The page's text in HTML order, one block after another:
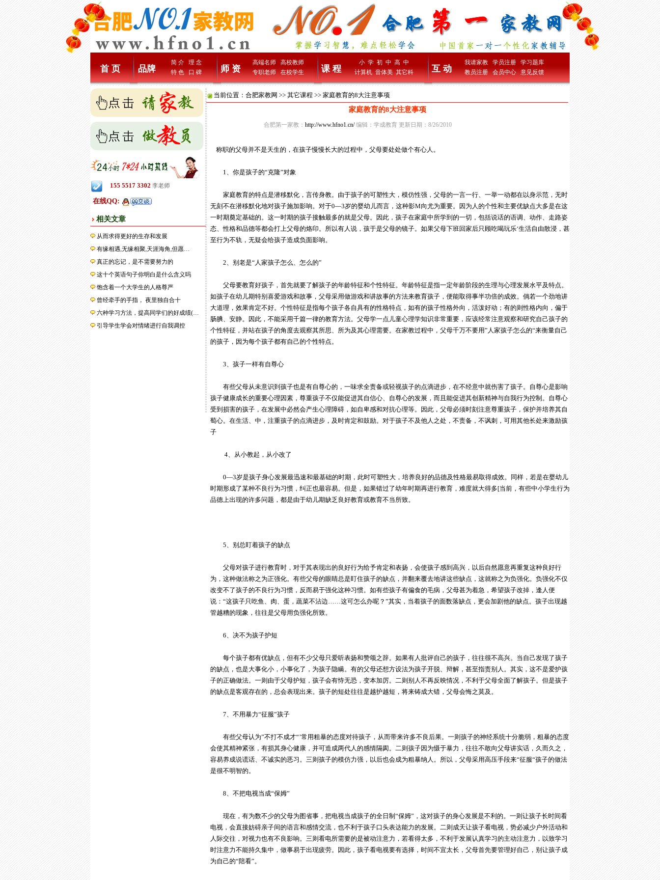
首 页 品牌
简 介
理 念
特 色
口 碑 师 资
高端名师
高校教师
专职老师
在校学生 课 程
小 学 初 中 高 中
计算机 音体美 其它科 互 动
我请家教 学员注册
学习题库
教员注册
会员中心 意见反馈
155 5517 3302 李老师
在线QQ:
相关文章
从而求得更好的生存和发展
有缘相遇,无缘相聚,天涯海角,但愿…
真正的忘记，是不需要努力的
这十个英语句子你明白是什么含义吗
饱含着一个大学生的人格尊严
曾经牵手的手指， 夜里独自合十
六种学习方法，提高同学们的好成绩(…
引导学生学会对情绪进行自我调控
当前位置： 合肥家教网 >> 其它课程 >> 家庭教育的8大注意事项
家庭教育的8大注意事项
合肥第一家教： http://www.hfno1.cn/编辑：学成教育 更新日期：8/26/2010
称职的父母并不是天生的，在孩子慢慢长大的过程中，父母要处处做个有心人。
1、你是孩子的“克隆”对象
家庭教育的特点是潜移默化，言传身教。由于孩子的可塑性大，模仿性强，父母的一言一行、一举一动都在以身示范，无时
无刻不在潜移默化地对孩子施加影响。对于0—3岁的婴幼儿而言，这种影M向尤为重要。因为人的个性和主要优缺点大多是在这
一时期奠定基础的。这一时期的孩子接触最多的就是父母。因此，孩子在家庭中所学到的一切，包括说话的语调、动作、走路姿
态、性格和品德等都会打上父母的烙印。所以有人说，孩于是父母的镜子。如果父母下班回家后只顾吃喝玩乐‘生活自由散浸，甚
至行为不轨，无疑会给孩子造成负面影响。
2、别老是“人家孩子怎么、怎么的”
父母要教育好孩子，首先就要了解孩子的年龄特征和个性特征。年龄特征是指一定年龄阶段的生理与心理发展水平及特点。
如孩子在幼儿期特别喜爱游戏和故事，父母采用做游戏和讲故事的方法来教育孩子，便能取得事半功倍的成效。倘若一个劲地讲
大道理，效果肯定不好。个性特征是指每个孩子各自具有的性格特点，如有的孩子性格外向，活泼好动；有的则性格内向，偏于
肠腆、安静。因此，不能采用千篇一律的教育方法。父母学一点儿童心理学知识非常重要，应该经常注意观察和研究自己孩子的
个性特征，并站在孩子的角度去观察其所思、所为及其心理需要。在家教过程中，父母千万不要用”人家孩子怎么的“来衡量自己
的孩子，因为每个孩子都有自己的个性特点。
3、孩子一样有自尊心
有些父母从未意识到孩子也是有自尊心的，一味求全责备或轻视孩子的点滴进步，在不经意中就伤害了孩子。自尊心是影响
孩子健康成长的重要心理因素，尊重孩子不仅能促进其自信心、自尊心的发展，而且能促进其创新精神与自我行为控制。自尊心
受到损害的孩子，在发展中必然会产生心理障碍，如自卑感和对抗心理等。因此，父母必须时刻注意尊重孩子，保护并培养其自
萄心。在生活、中，注重孩子的点滴进步，及时肯定和鼓励。对于孩子不及他人之处，不责备，不讽刺，可用其他长处来激励孩
子
4、从小教起，从小改了
0—3岁是孩子身心发展最迅速和最基础的时期，此时可塑性大，培养良好的品德及性格最易取得成效。同样，若是在婴幼儿
时期形成了某种不良行为习惯，纠正也最容易。但是，如果错过了幼年时期再进行教育，难度就大得多[当前，有些中小学生行为
品德上出现的许多问题，都是由于幼儿期缺乏良好教育或教育不当所致。
5、别总盯着孩子的缺点
父母对孩子进行教育时，对于其表现出的良好行为给予肯定和表扬，会使孩子感到高兴，以后自然愿意再重复这种良好行
为，这种做法称之为正强化。有些父母的眼睛总是盯住孩子的缺点，并翻来覆去地讲这些缺点，这就称之为负强化。负强化不仅
改变不了孩子的不良行为习惯，反而易于强化这种习惯。如有些孩子有偏食的毛病，父母甚为着急，希望孩子改掉，逢人便
说：“这孩子只吃鱼、肉、蛋，蔬菜不沾边……这可怎么办呢？”其实，当着孩子的面数落缺点，更会加剧他的缺点。孩子出现越
管越糟的现象，往往是父母用负强化所致。
6、决不为孩子护短
每个孩子都有优缺点，但有不少父母只爱听表扬和赞颂之辞。如果有人批评自己的孩子，往往很不高兴。当自己发现了孩子
的缺点，也是大事化小，小事化了，为孩子隐瞒。有的父母还想方设法为孩子开脱、辩解，甚至指责别人。其实，这不是爱护孩
子的正确做法。一则由于父母护短，孩子会有恃无恐，变本加厉。二则别人不再反映情况，不利于父母全面了解孩子。但是孩子
的缺点是客观存在的，总会表现出来。孩子的短处往往是越护越短，将来铸成大错，父母会悔之莫及。
7、不用暴力“征服”孩子
有些父母认为”不打不成才“’常用粗暴的态度对待孩子，从而带来许多不良后果。一则孩子的神经系统十分脆弱，粗暴的态度
会使其精神紧张，有损其身心健康，并可造成两代人的感情隔阂。二则孩子因为慑于暴力，往往不敢向父母讲实话，久而久之，
容易养成说谎话、不诚实的恶习。三则孩子的模仿力强，以后也会成为粗暴纳人。所以，父母采用高压手段来“征服“孩子的做法
是很不明智的。
8、不把电视当成“保姆”
现在，有为数不少的父母为图省事，把电视当成孩子的全日制“保姆”，这对孩子的身心发展是不利的。一则让孩子长时间看
电视，会直接妨碍亲子间的语言和感情交流，也不利于孩子口头表达能力的发展。二则成天让孩子看电视，势必减少户外活动和
人际交往，对视力也有不良影响。三则看电所需要的是被动注意力，若看得太多，不利于发展认真学习的主动注意力，以致学习
时注意力不能持久集中，做事易于出现疲劳。因此，孩子看电视要有选择，时间不宜太长，父母首先要管理好自己，别让孩子成
为自己的“陪看”。